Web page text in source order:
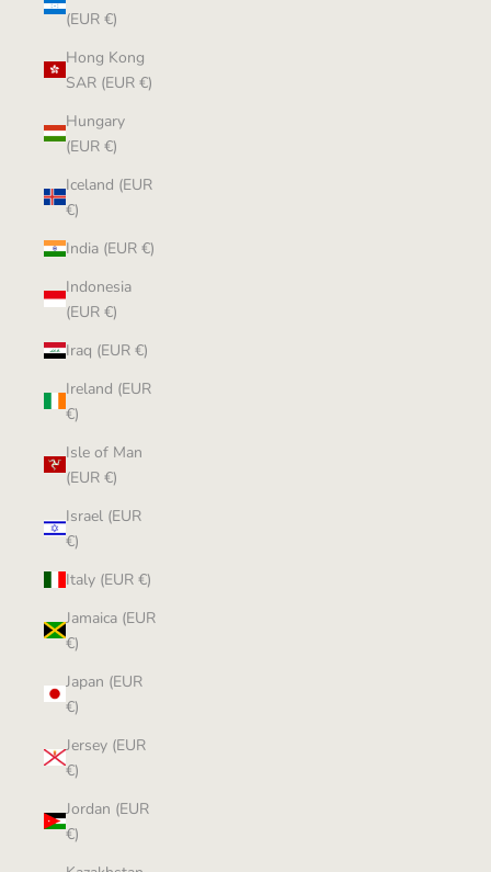
(EUR €)
Hong Kong
SAR (EUR €)
Hungary
(EUR €)
Iceland (EUR
€)
India (EUR €)
Indonesia
(EUR €)
Iraq (EUR €)
Ireland (EUR
€)
Isle of Man
(EUR €)
Israel (EUR
€)
Italy (EUR €)
Jamaica (EUR
€)
Japan (EUR
€)
Jersey (EUR
€)
Jordan (EUR
€)